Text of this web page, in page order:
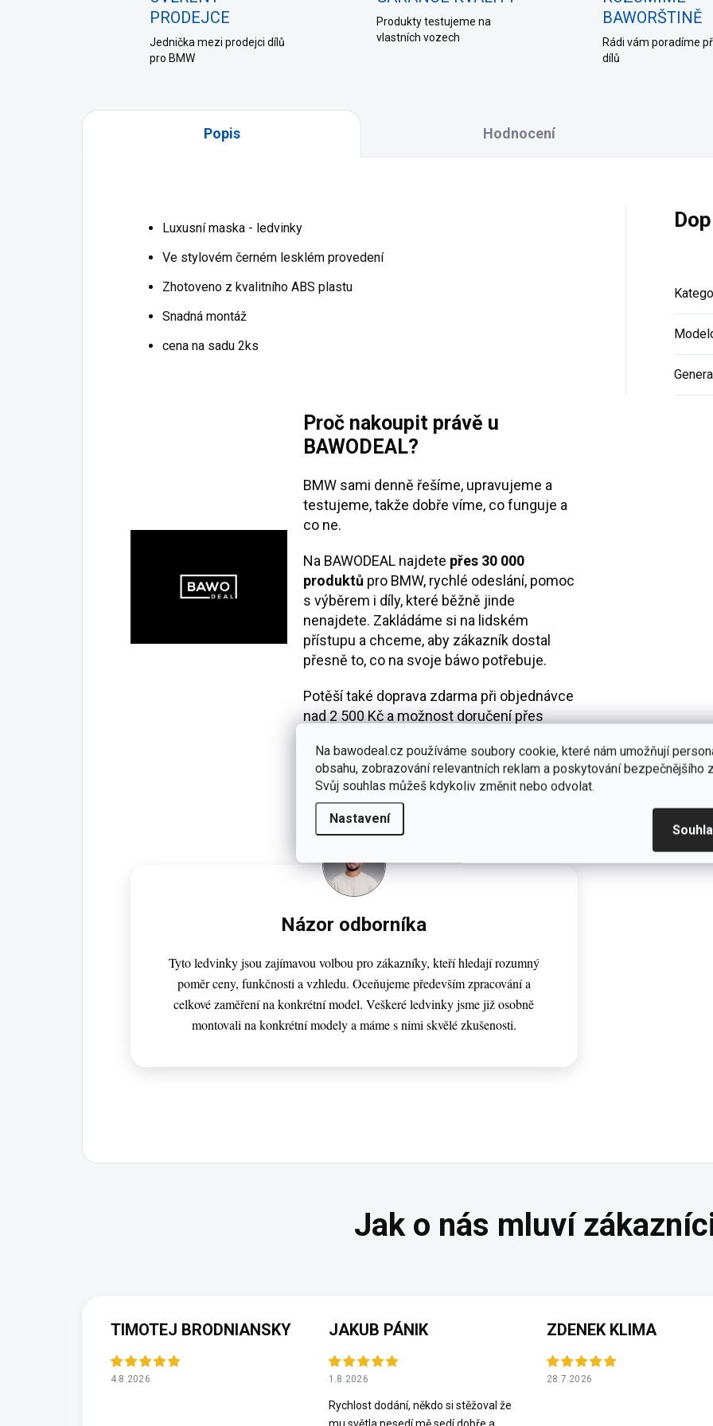
Na bawodeal.cz používáme soubory cookie, které nám umožňují
obsahu, zobrazování relevantních reklam a poskytování bezpečnějšího
Svůj souhlas můžeš kdykoliv změnit nebo odvolat.
Nastavení
PRODEJCE
Jednička mezi prodejci dílů
pro BMW
Produkty testujeme na
vlastních vozech
BAWORŠTINĚ
Rádi vám poradíme
dílů
Popis Hodnocení
Luxusní maska - ledvinky
Ve stylovém černém lesklém provedení
Zhotoveno z kvalitního ABS plastu
Snadná montáž
cena na sadu 2ks
Proč nakoupit právě u
BAWODEAL?
BMW sami denně řešíme, upravujeme a
testujeme, takže dobře víme, co funguje a
co ne.
Na BAWODEAL najdete přes 30 000
produktůpro BMW, rychlé odeslání, pomoc
s výběrem i díly, které běžně jinde
nenajdete. Zakládáme si na lidském
přístupu a chceme, aby zákazník dostal
přesně to, co na svoje báwo potřebuje.
Potěší také doprava zdarma při objednávce
nad 2 500 Kč a možnost doručení přes
Názor odborníka
Tyto ledvinky jsou zajímavou volbou pro zákazníky, kteří hledají rozumný
poměr ceny, funkčnosti a vzhledu. Oceňujeme především zpracování a
celkové zaměření na konkrétní model. Veškeré ledvinky jsme již osobně
montovali na konkrétní modely a máme s nimi skvělé zkušenosti.
TIMOTEJ BRODNIANSKY
4.8.2026
JAKUB PÁNIK
1.8.2026
Rychlost dodání, někdo si stěžoval že
ZDENEK KLIMA
28.7.2026